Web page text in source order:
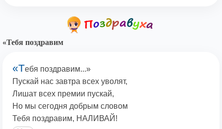
«Тебя поздравим
«Тебя поздравим...»
Пускай нас завтра всех уволят,
Лишат всех премии пускай,
Но мы сегодня добрым словом
Тебя поздравим, НАЛИВАЙ!